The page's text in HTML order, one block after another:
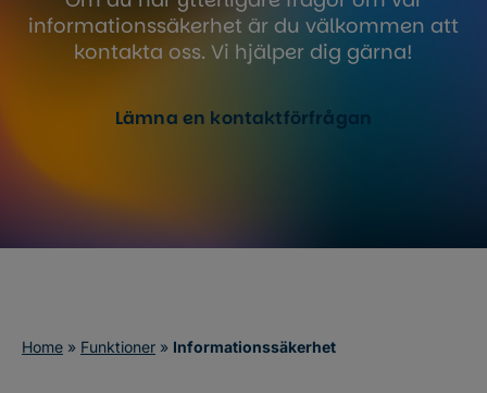
informationssäkerhet är du välkommen att
kontakta oss. Vi hjälper dig gärna!
Lämna en kontaktförfrågan
Home » Funktioner » Informationssäkerhet